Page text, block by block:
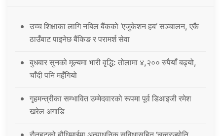
उच्च शिक्षाका लागि नबिल बैंकको ‘एजुकेशन हब’ सञ्चालन, एकै
ठाउँबाट पाइनेछ बैंकिङ र परामर्श सेवा
बुधबार सुनको मूल्यमा भारी वृद्धि: तोलामा ४,२०० रुपैयाँ बढ्यो,
चाँदी पनि महँगियो
गृहमन्त्रीका सम्भावित उम्मेदवारको रूपमा पूर्व डिआइजी रमेश
खरेल अगाडि